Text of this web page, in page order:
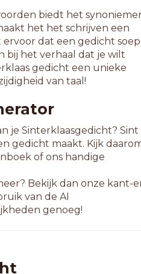
biedt het
het het schrijven een
dat een gedicht
bij het verhaal dat je wilt
gedicht een unieke
van taal!
je Sinterklaasgedicht? Sint
gedicht maakt. Kijk
of ons handige
Bekijk dan onze kant-
van de AI
genoeg!